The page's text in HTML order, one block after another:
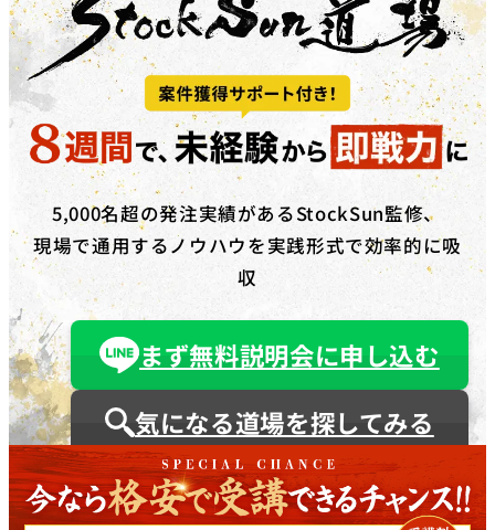
5,000名超の発注実績があるStockSun監修、
現場で通用するノウハウを実践形式で効率的に吸
収
まず無料説明会に申し込む
気になる道場を探してみる